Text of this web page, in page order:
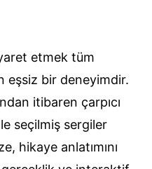
etmek tüm
eşsiz bir deneyimdir.
itibaren çarpıcı
seçilmiş sergiler
hikaye anlatımını